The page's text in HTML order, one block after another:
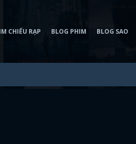
CHIẾU RẠP BLOG PHIM BLOG SAO